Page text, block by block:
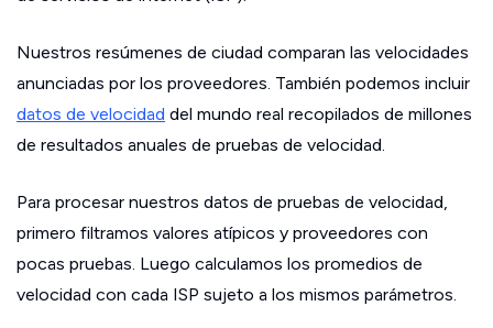
Nuestros resúmenes de ciudad comparan las velocidades
anunciadas por los proveedores. También podemos incluir
datos de velocidad del mundo real recopilados de millones
de resultados anuales de pruebas de velocidad.
Para procesar nuestros datos de pruebas de velocidad,
primero filtramos valores atípicos y proveedores con
pocas pruebas. Luego calculamos los promedios de
velocidad con cada ISP sujeto a los mismos parámetros.